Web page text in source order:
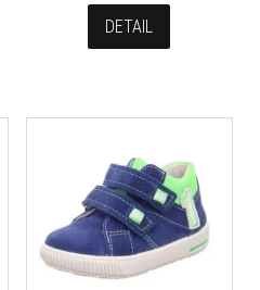
DETAIL